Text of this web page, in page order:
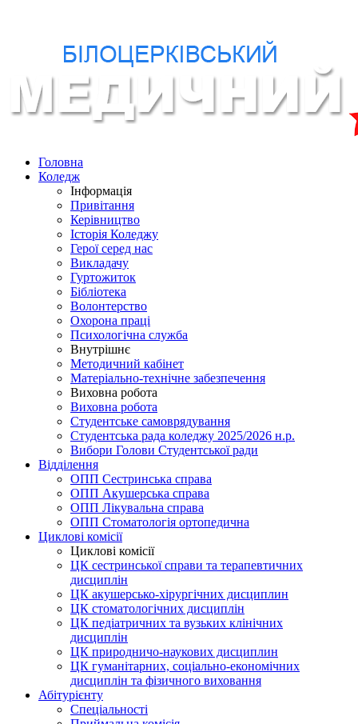
Головна
Коледж
Інформація
Привітання
Керівництво
Історія Коледжу
Герої серед нас
Викладачу
Гуртожиток
Бібліотека
Волонтерство
Охорона праці
Психологічна служба
Внутрішнє
Методичний кабінет
Матеріально-технічне забезпечення
Виховна робота
Виховна робота
Студентське самоврядування
Студентська рада коледжу 2025/2026 н.р.
Вибори Голови Студентської ради
Відділення
ОПП Сестринська справа
ОПП Акушерська справа
ОПП Лікувальна справа
ОПП Стоматологія ортопедична
Циклові комісії
Циклові комісії
ЦК сестринської справи та терапевтичних
дисциплін
ЦК акушерсько-хірургічних дисциплин
ЦК стоматологічних дисциплін
ЦК педіатричних та вузьких клінічних
дисциплін
ЦК природничо-наукових дисциплин
ЦК гуманітарних, соціально-економічних
дисциплін та фізичного виховання
Абітурієнту
Спеціальності